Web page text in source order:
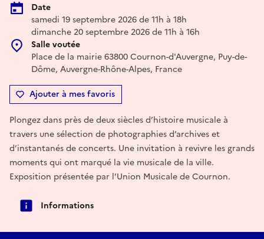
Date
samedi 19 septembre 2026 de 11h à 18h
dimanche 20 septembre 2026 de 11h à 16h
Salle voutée
Place de la mairie 63800 Cournon-d'Auvergne, Puy-de-
Dôme, Auvergne-Rhône-Alpes, France
Ajouter à mes favoris
Plongez dans près de deux siècles d’histoire musicale à
travers une sélection de photographies d’archives et
d’instantanés de concerts. Une invitation à revivre les grands
moments qui ont marqué la vie musicale de la ville.
Exposition présentée par l’Union Musicale de Cournon.
Informations